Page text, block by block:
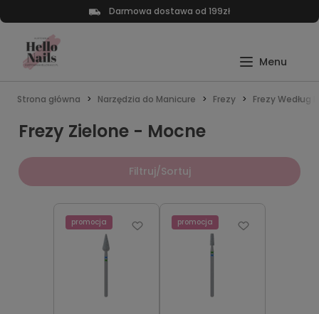
Darmowa dostawa od 199zł
Strona główna Narzędzia do Manicure Frezy Frezy Według
Frezy Zielone - Mocne
Filtruj/Sortuj
promocja promocja